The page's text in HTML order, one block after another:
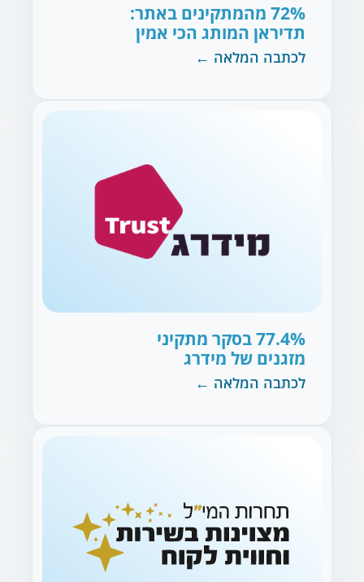
72% מהמתקינים באתר:
תדיראן המותג הכי אמין
לכתבה המלאה ←
77.4%בסקר מתקיני
מזגנים של מידרג
לכתבה המלאה ←